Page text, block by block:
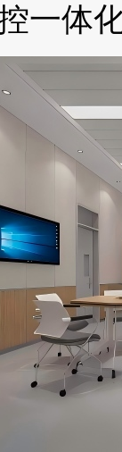
一体